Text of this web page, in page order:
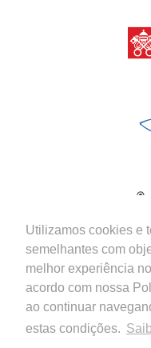
Utilizamos cookies e
semelhantes com
melhor experiência
acordo com nossa
ao continuar
estas condições.